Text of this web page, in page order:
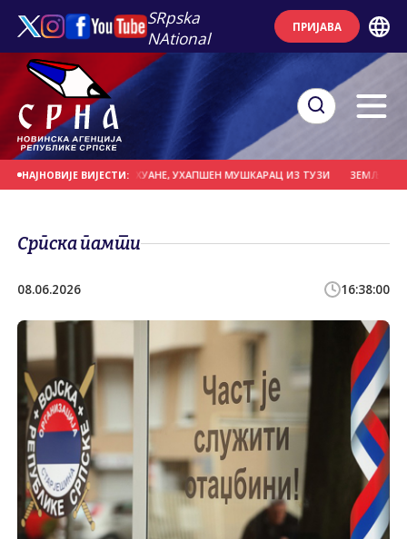
SRpska
NAtional
ПРИЈАВА
НАЈНОВИЈЕ ВИЈЕСТИ:
КИЛОГРАМА МАРИХУАНЕ, УХАПШЕН МУШКАРАЦ ИЗ ТУЗИ ЗЕМЉЕ ЕУ
Српска памти
08.06.2026 16:38:00